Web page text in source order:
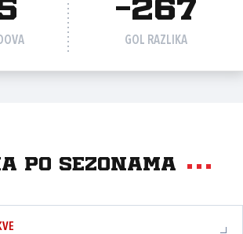
-267
GOL RAZLIKA
po sezonama